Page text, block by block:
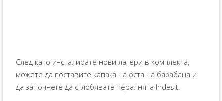
След като инсталирате нови лагери в комплекта,
можете да поставите капака на оста на барабана и
да започнете да сглобявате пералнята Indesit.